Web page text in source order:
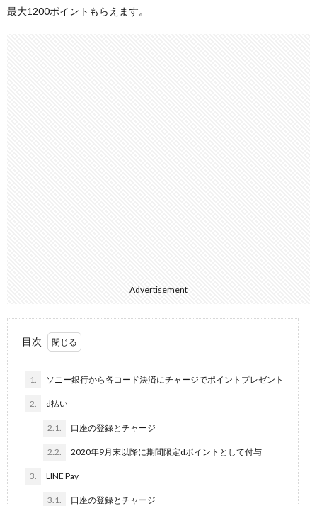
最大1200ポイントもらえます。
Advertisement
目次
1. ソニー銀行から各コード決済にチャージでポイントプレゼント
2. d払い
2.1. 口座の登録とチャージ
2.2. 2020年9月末以降に期間限定dポイントとして付与
3. LINE Pay
3.1. 口座の登録とチャージ